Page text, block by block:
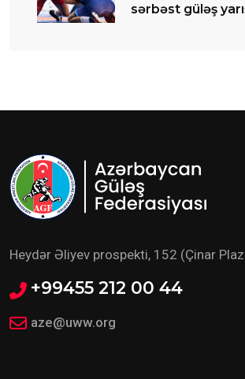
sərbəst güləş
Heydər Əliyev prospekti, 152 (Çinar
+99455 212 00 44
aze@uww.org